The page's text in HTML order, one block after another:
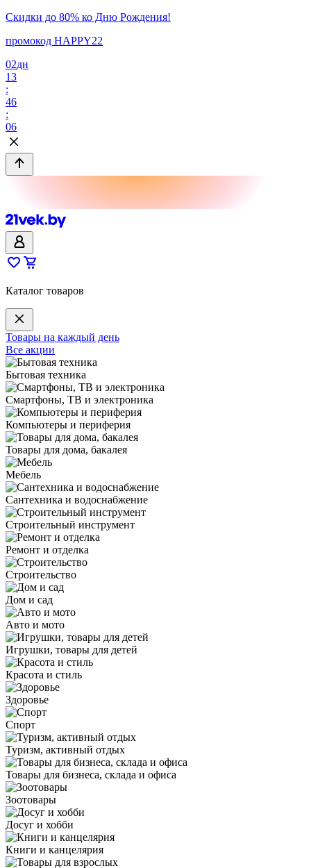
Скидки до 80% ко Дню Рождения!
промокод HAPPY22
02дн
13
:
46
:
06
Каталог товаров
Товары на каждый день
Все акции
Бытовая техника
Смартфоны, ТВ и электроника
Компьютеры и периферия
Товары для дома, бакалея
Мебель
Сантехника и водоснабжение
Строительный инструмент
Ремонт и отделка
Строительство
Дом и сад
Авто и мото
Игрушки, товары для детей
Красота и стиль
Здоровье
Спорт
Туризм, активный отдых
Товары для бизнеса, склада и офиса
Зоотовары
Досуг и хобби
Книги и канцелярия